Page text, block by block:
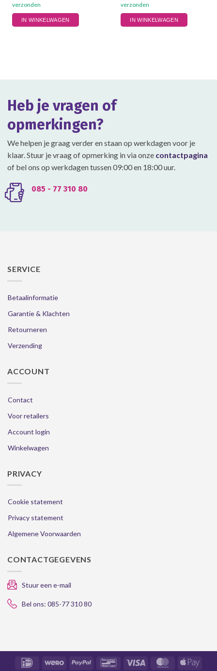
verzonden
IN WINKELWAGEN
verzonden
IN WINKELWAGEN
Dit
product
Heb je vragen of
opmerkingen?
We helpen je graag verder en staan op werkdagen voor je
klaar. Stuur je vraag of opmerking in via onze contactpagina
of bel ons op werkdagen tussen 09:00 en 18:00 uur.
085 - 77 310 80
SERVICE
Betaalinformatie
Garantie & Klachten
Retourneren
Verzending
ACCOUNT
Contact
Voor retailers
Account login
Winkelwagen
PRIVACY
Cookie statement
Privacy statement
Algemene Voorwaarden
CONTACTGEGEVENS
Stuur een e-mail
Bel ons: 085-77 310 80